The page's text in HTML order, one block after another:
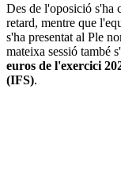
Des de l'oposició s'ha
retard, mentre que
s'ha presentat al Ple
mateixa sessió també
euros de l'exercici
(IFS).